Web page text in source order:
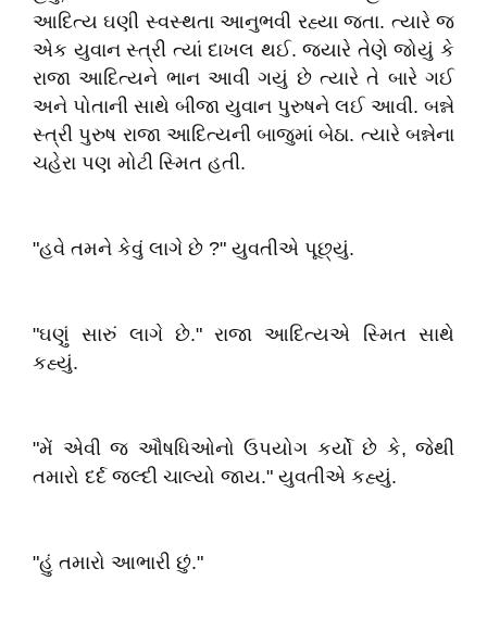
આદિત્ય ઘણી સ્વસ્થતા આનુભવી રહ્યા જતા. ત્યારે જ
એક યુવાન સ્ત્રી ત્યાં દાખલ થઈ. જ્યારે તેણે જોયું કે
રાજા આદિત્યને ભાન આવી ગયું છે ત્યારે તે બારે ગઈ
અને પોતાની સાથે બીજા યુવાન પુરુષને લઈ આવી. બન્ને
સ્ત્રી પુરુષ રાજા આદિત્યની બાજુમાં બેઠા. ત્યારે બન્નેના
ચહેરા પણ મોટી સ્મિત હતી.
"હવે તમને કેવું લાગે છે ?" યુવતીએ પૂછ્યું.
"ઘણું સારું લાગે છે." રાજા આદિત્યએ સ્મિત સાથે
કહ્યું.
"મેં એવી જ ઔષધિઓનો ઉપયોગ કર્યો છે કે, જેથી
તમારો દર્દ જલ્દી ચાલ્યો જાય." યુવતીએ કહ્યું.
"હું તમારો આભારી છું."